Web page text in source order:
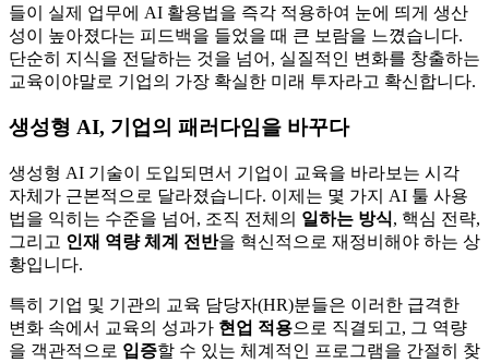
들이 실제 업무에 AI 활용법을 즉각 적용하여 눈에 띄게 생산
성이 높아졌다는 피드백을 들었을 때 큰 보람을 느꼈습니다.
단순히 지식을 전달하는 것을 넘어, 실질적인 변화를 창출하는
교육이야말로 기업의 가장 확실한 미래 투자라고 확신합니다.
생성형 AI, 기업의 패러다임을 바꾸다
생성형 AI 기술이 도입되면서 기업이 교육을 바라보는 시각
자체가 근본적으로 달라졌습니다. 이제는 몇 가지 AI 툴 사용
법을 익히는 수준을 넘어, 조직 전체의 일하는 방식, 핵심 전략,
그리고 인재 역량 체계 전반을 혁신적으로 재정비해야 하는 상
황입니다.
특히 기업 및 기관의 교육 담당자(HR)분들은 이러한 급격한
변화 속에서 교육의 성과가 현업 적용으로 직결되고, 그 역량
을 객관적으로 입증할 수 있는 체계적인 프로그램을 간절히 찾